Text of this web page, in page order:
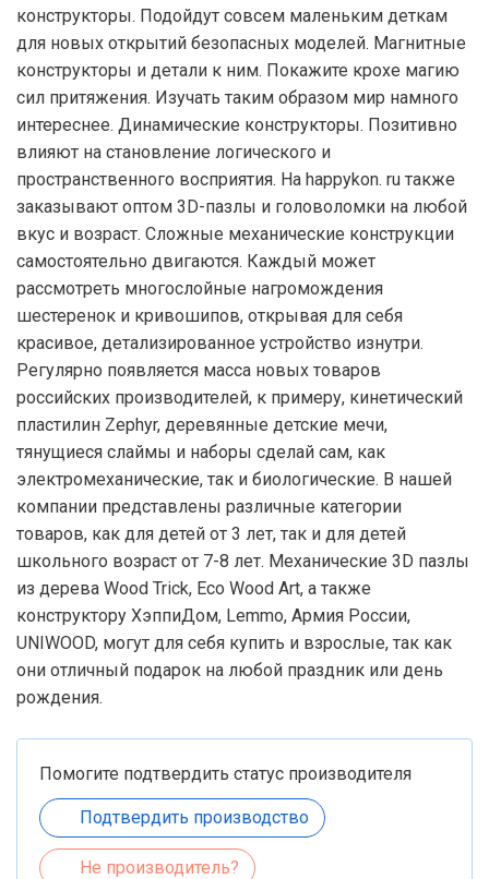
конструкторы. Подойдут совсем маленьким деткам
для новых открытий безопасных моделей. Магнитные
конструкторы и детали к ним. Покажите крохе магию
сил притяжения. Изучать таким образом мир намного
интереснее. Динамические конструкторы. Позитивно
влияют на становление логического и
пространственного восприятия. На happykon. ru также
заказывают оптом 3D-пазлы и головоломки на любой
вкус и возраст. Сложные механические конструкции
самостоятельно двигаются. Каждый может
рассмотреть многослойные нагромождения
шестеренок и кривошипов, открывая для себя
красивое, детализированное устройство изнутри.
Регулярно появляется масса новых товаров
российских производителей, к примеру, кинетический
пластилин Zephyr, деревянные детские мечи,
тянущиеся слаймы и наборы сделай сам, как
электромеханические, так и биологические. В нашей
компании представлены различные категории
товаров, как для детей от 3 лет, так и для детей
школьного возраст от 7-8 лет. Механические 3D пазлы
из дерева Wood Trick, Eco Wood Art, а также
конструктору ХэппиДом, Lemmo, Армия России,
UNIWOOD, могут для себя купить и взрослые, так как
они отличный подарок на любой праздник или день
рождения.
Помогите подтвердить статус производителя
Подтвердить производство
Не производитель?